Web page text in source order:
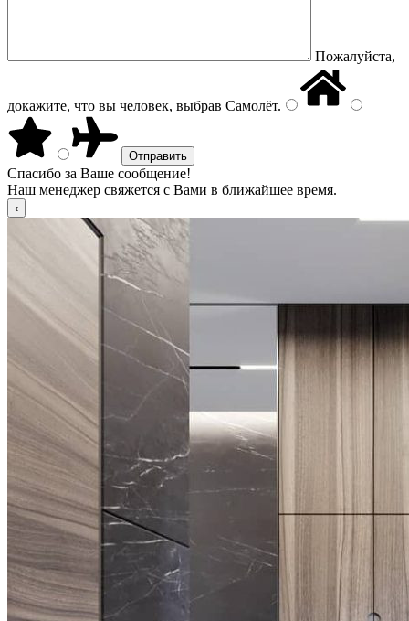
Пожалуйста,
докажите, что вы человек, выбрав Самолёт.
Спасибо за Ваше сообщение!
Наш менеджер свяжется с Вами в ближайшее время.